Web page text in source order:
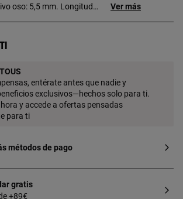
oso: 5,5 mm. Longitud
Ver más
entérate antes que nadie y
exclusivos—hechos solo para ti.
y accede a ofertas pensadas
para ti
métodos de pago
gratis
+89€